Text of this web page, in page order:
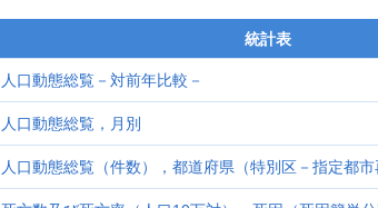
統計表
人口動態総覧－対前年比較－
人口動態総覧，月別
人口動態総覧（件数），都道府県（特別区－指定都市